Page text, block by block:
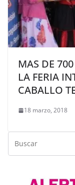
MAS DE
LA FERIA
CABALLO
18 marzo, 2018